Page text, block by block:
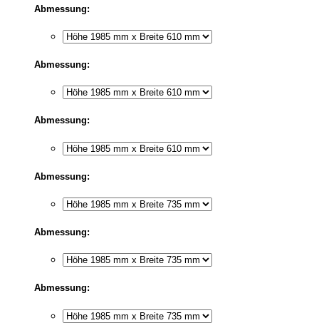
Abmessung:
Abmessung:
Abmessung:
Abmessung:
Abmessung:
Abmessung: